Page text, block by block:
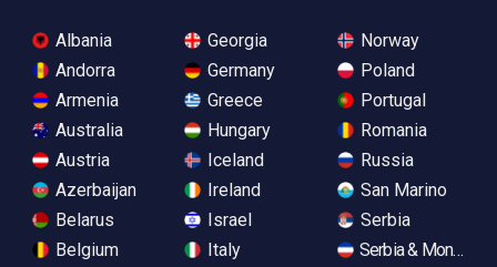
Albania
Andorra
Armenia
Australia
Austria
Azerbaijan
Belarus
Belgium
Georgia
Germany
Greece
Hungary
Iceland
Ireland
Israel
Italy
Norway
Poland
Portugal
Romania
Russia
San Marino
Serbia
Serbia &